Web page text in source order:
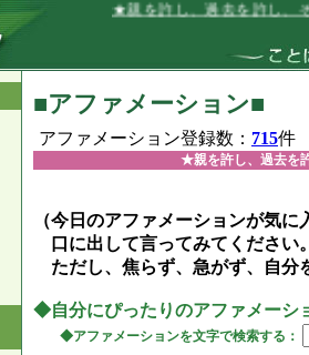
★親を許し、過去を許し、そして今を
■アファメーション■
アファメーション登録数： 715件
★親を許し、過去を
（今日のアファメーションが気
口に出して言ってみてください
ただし、焦らず、急がず、自分
◆自分にぴったりのアファメーシ
◆アファメーションを文字で検索する：